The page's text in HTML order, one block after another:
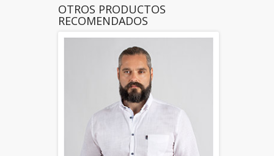
OTROS PRODUCTOS
RECOMENDADOS